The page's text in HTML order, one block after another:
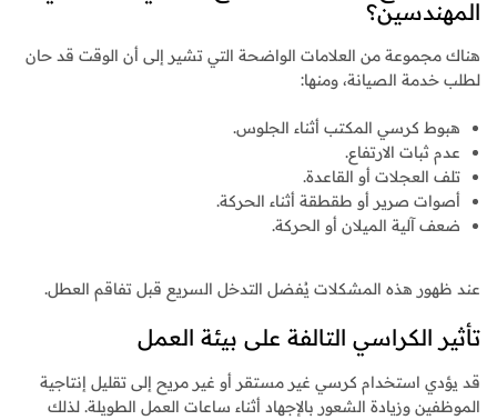
المهندسين؟
هناك مجموعة من العلامات الواضحة التي تشير إلى أن الوقت قد حان
لطلب خدمة الصيانة، ومنها:
هبوط كرسي المكتب أثناء الجلوس.
عدم ثبات الارتفاع.
تلف العجلات أو القاعدة.
أصوات صرير أو طقطقة أثناء الحركة.
ضعف آلية الميلان أو الحركة.
عند ظهور هذه المشكلات يُفضل التدخل السريع قبل تفاقم العطل.
تأثير الكراسي التالفة على بيئة العمل
قد يؤدي استخدام كرسي غير مستقر أو غير مريح إلى تقليل إنتاجية
الموظفين وزيادة الشعور بالإجهاد أثناء ساعات العمل الطويلة. لذلك